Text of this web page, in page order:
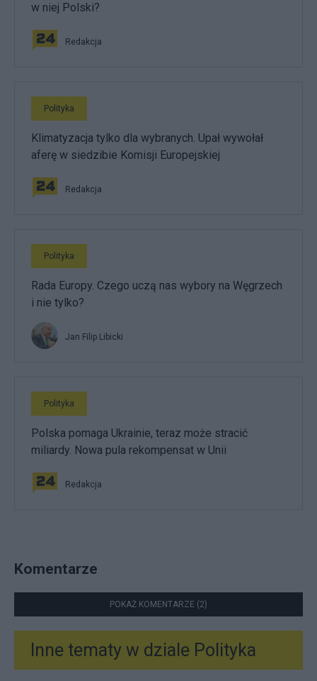
w niej Polski?
Redakcja
Polityka
Klimatyzacja tylko dla wybranych. Upał wywołał
aferę w siedzibie Komisji Europejskiej
Redakcja
Polityka
Rada Europy. Czego uczą nas wybory na Węgrzech
i nie tylko?
Jan Filip Libicki
Polityka
Polska pomaga Ukrainie, teraz może stracić
miliardy. Nowa pula rekompensat w Unii
Redakcja
Komentarze
POKAŻ KOMENTARZE (2)
Inne tematy w dziale Polityka